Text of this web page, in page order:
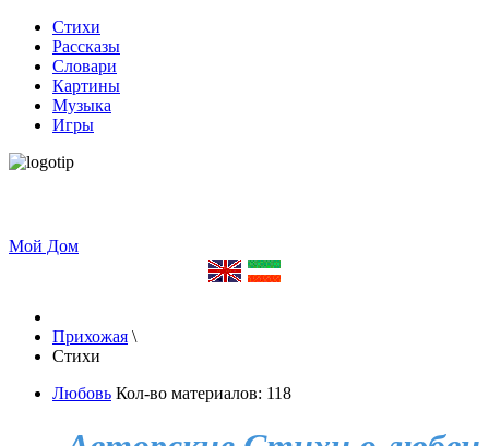
Стихи
Рассказы
Словари
Картины
Музыка
Игры
Мой Дом
Прихожая \
Стихи
Любовь Кол-во материалов: 118